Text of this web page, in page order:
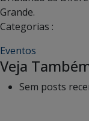
Grande.
Categorias :
Eventos
Veja
Sem posts